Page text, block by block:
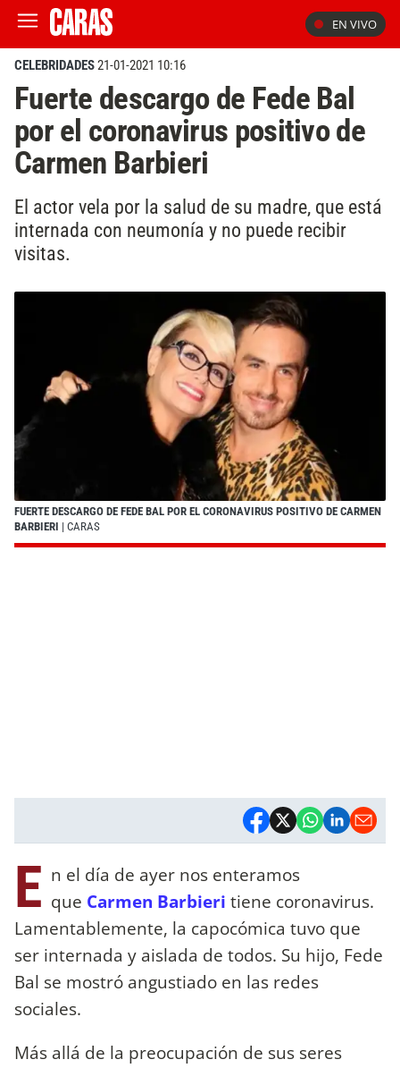
EN VIVO
CELEBRIDADES21-01-2021 10:16
Fuerte descargo de Fede Bal
por el coronavirus positivo de
Carmen Barbieri
El actor vela por la salud de su madre, que está
internada con neumonía y no puede recibir
visitas.
FUERTE DESCARGO DE FEDE BAL POR EL CORONAVIRUS POSITIVO DE CARMEN
BARBIERI | CARAS
E n el día de ayer nos enteramos
que Carmen Barbieri tiene coronavirus.
Lamentablemente, la capocómica tuvo que
ser internada y aislada de todos. Su hijo, Fede
Bal se mostró angustiado en las redes
sociales.
Más allá de la preocupación de sus seres